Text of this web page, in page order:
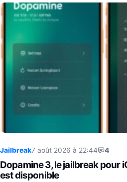
Jailbreak7 août 2026 à 22:44 4
Dopamine 3, le jailbreak pour
est disponible